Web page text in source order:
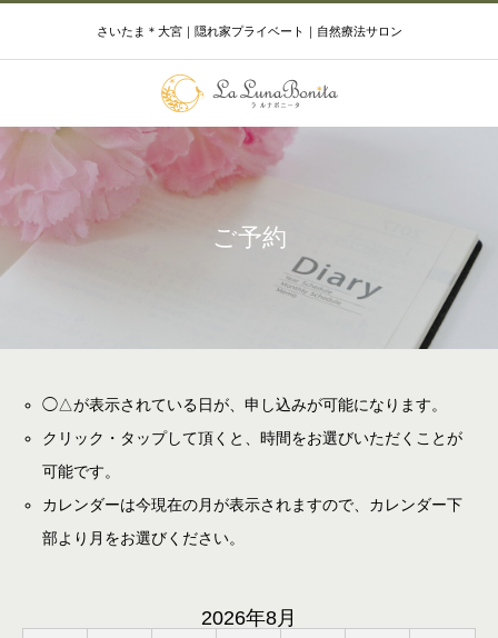
さいたま＊大宮｜隠れ家プライベート｜自然療法サロン
ご予約
◯△が表示されている日が、申し込みが可能になります。
クリック・タップして頂くと、時間をお選びいただくことが
可能です。
カレンダーは今現在の月が表示されますので、カレンダー下
部より月をお選びください。
2026年8月